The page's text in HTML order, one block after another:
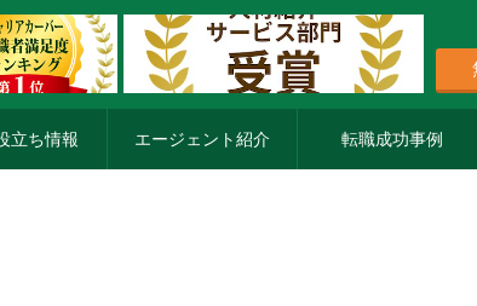
立ち情報 エージェント紹介 転職成功事例